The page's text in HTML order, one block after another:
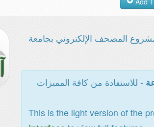
المصحف الإلكتروني بجامعة
- للاستفادة من كافة المميزات
This is the light version of the